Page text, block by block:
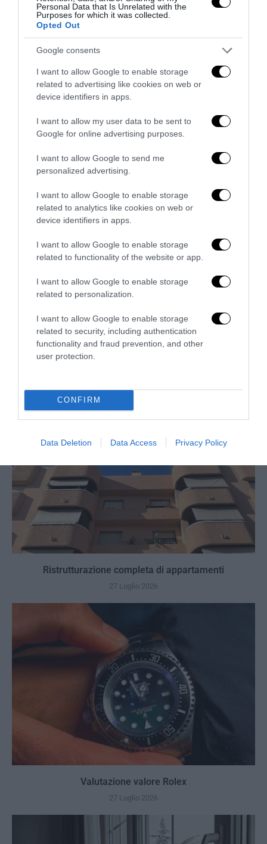
Personal Data that Is Unrelated with the
Purposes for which it was collected.
Opted Out
Google consents
I want to allow Google to enable storage
related to advertising like cookies on web or
device identifiers in apps.
I want to allow my user data to be sent to
Google for online advertising purposes.
I want to allow Google to send me
personalized advertising.
I want to allow Google to enable storage
related to analytics like cookies on web or
device identifiers in apps.
I want to allow Google to enable storage
related to functionality of the website or app.
I want to allow Google to enable storage
related to personalization.
I want to allow Google to enable storage
related to security, including authentication
functionality and fraud prevention, and other
user protection.
CONFIRM
Data Deletion Data Access Privacy Policy
Strage di Bologna, Borsellino e mafia-appalti: i segreti
che lo Stato deve finalmente chiarire
No Kings, Palazzo Ducale si dissocia e punta il dito sul
Comune di Genova
Ristrutturazione completa di appartamenti
27 Luglio 2026
Valutazione valore Rolex
27 Luglio 2026